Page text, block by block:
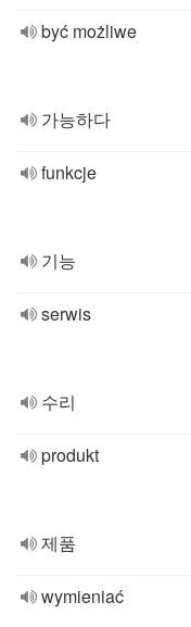
być możliwe
가능하다
funkcje
기능
serwis
수리
produkt
제품
wymieniać